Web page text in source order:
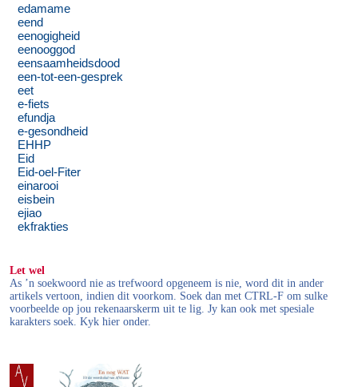
edamame
eend
eenogigheid
eenooggod
eensaamheidsdood
een-tot-een-gesprek
eet
e-fiets
efundja
e-gesondheid
EHHP
Eid
Eid-oel-Fiter
einarooi
eisbein
ejiao
ekfrakties
Let wel
As ’n soekwoord nie as trefwoord opgeneem is nie, word dit in ander
artikels vertoon, indien dit voorkom. Soek dan met CTRL-F om sulke
voorbeelde op jou rekenaarskerm uit te lig. Jy kan ook met spesiale
karakters soek. Kyk hier onder.